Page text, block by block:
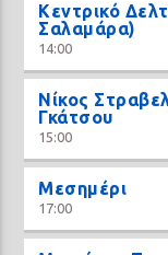
Κεντρικό
Σαλαμάρα)
14:00
Νίκος
Γκάτσου
15:00
Μεσημέρι
17:00